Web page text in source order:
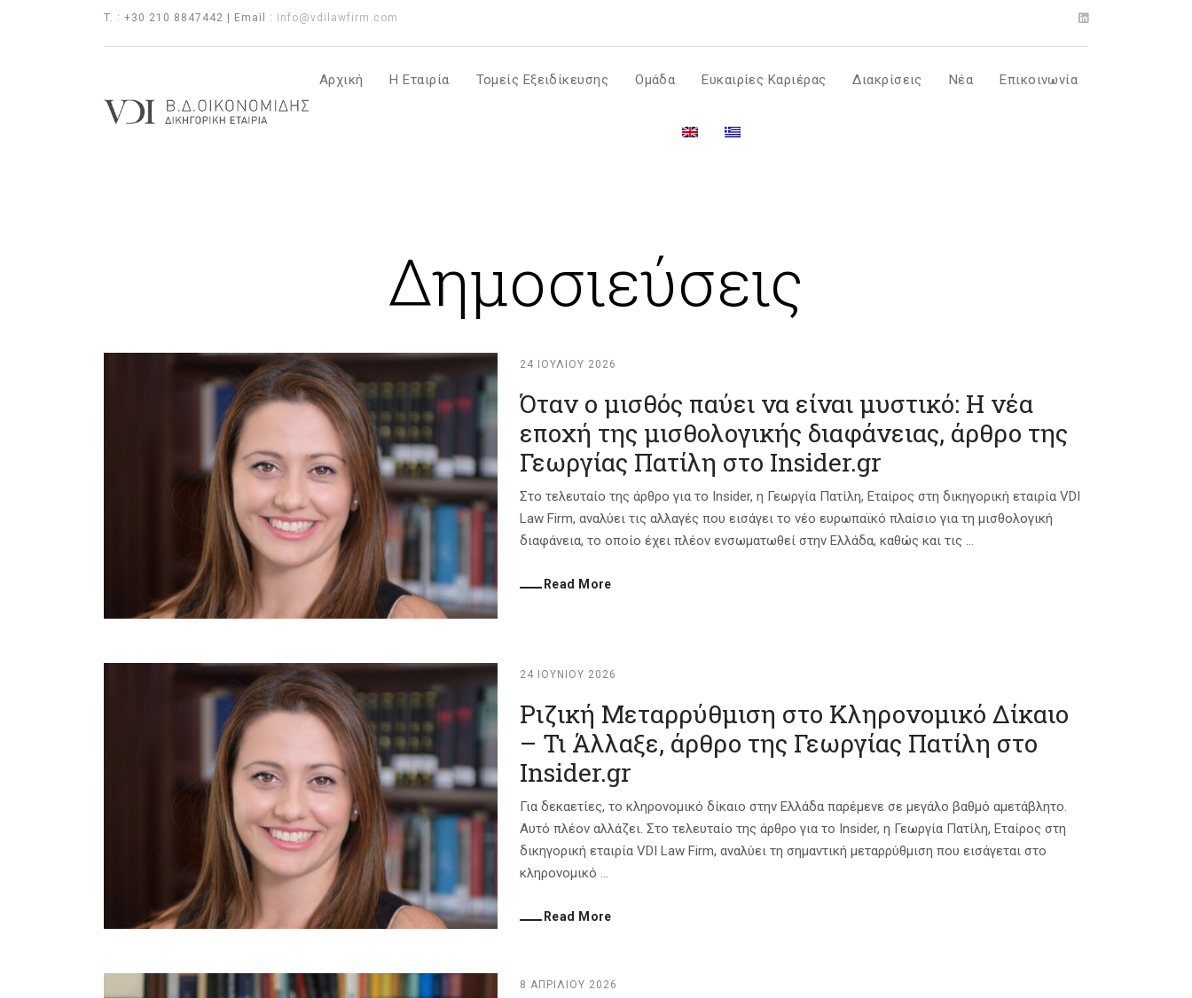
T. : +30 210 8847442 | Email : info@vdilawfirm.com
Αρχική Η Εταιρία Τομείς Εξειδίκευσης Ομάδα Ευκαιρίες Καριέρας Διακρίσεις Νέα Επικοινωνία
Δημοσιεύσεις
24 ΙΟΥΛΊΟΥ 2026
Όταν ο μισθός παύει να είναι μυστικό: Η νέα
εποχή της μισθολογικής διαφάνειας, άρθρο της
Γεωργίας Πατίλη στο Insider.gr
Στο τελευταίο της άρθρο για το Insider, η Γεωργία Πατίλη, Εταίρος στη δικηγορική εταιρία VDI
Law Firm, αναλύει τις αλλαγές που εισάγει το νέο ευρωπαϊκό πλαίσιο για τη μισθολογική
διαφάνεια, το οποίο έχει πλέον ενσωματωθεί στην Ελλάδα, καθώς και τις ...
Read More
24 ΙΟΥΝΊΟΥ 2026
Ριζική Μεταρρύθμιση στο Κληρονομικό Δίκαιο
– Τι Άλλαξε, άρθρο της Γεωργίας Πατίλη στο
Insider.gr
Για δεκαετίες, το κληρονομικό δίκαιο στην Ελλάδα παρέμενε σε μεγάλο βαθμό αμετάβλητο.
Αυτό πλέον αλλάζει. Στο τελευταίο της άρθρο για το Insider, η Γεωργία Πατίλη, Εταίρος στη
δικηγορική εταιρία VDI Law Firm, αναλύει τη σημαντική μεταρρύθμιση που εισάγεται στο
κληρονομικό ...
Read More
8 ΑΠΡΙΛΊΟΥ 2026